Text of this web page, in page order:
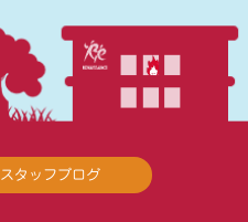
スタッフブログ